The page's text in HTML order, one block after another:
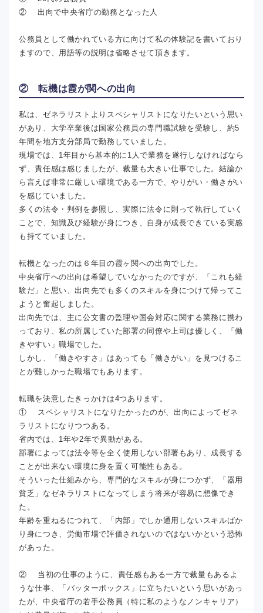
② 出向で中央省庁の勤務となった人
公務員として働かれている方に向けて私の体験記を書いており
ますので、用語等の説明は省略させて頂きます。
② 転機は霞が関への出向
私は、ゼネラリストよりスペシャリストになりたいという思い
があり、大学卒業後は国家公務員の専門職試験を受験し、約5
年間を地方支分部局で勤務していました。
現場では、1年目から基本的に1人で業務を遂行しなければなら
ず、責任感は感じましたが、裁量も大きい仕事でした。結論か
ら言えば非常に厳しい環境である一方で、やりがい・働きがい
を感じていました。
多くの法令・判例を参照し、実際に法令に則って執行していく
ことで、知識及び経験が身につき、自身が成長できている実感
も持てていました。
転機となったのは６年目の霞ヶ関への出向でした。
中央省庁への出向は希望していなかったのですが、「これも経
験だ」と思い、出向先でも多くのスキルを身につけて帰ってこ
ようと奮起しました。
出向先では、主に公文書の監理や国会対応に関する業務に携わ
っており、私の所属していた部署の同僚や上司は優しく、「働
きやすい」職場でした。
しかし、「働きやすさ」はあっても「働きがい」を見つけるこ
とが難しかった職場でもあります。
転職を決意したきっかけは4つあります。
① スペシャリストになりたかったのが、出向によってゼネ
ラリストになりつつある。
省内では、1年や2年で異動がある。
部署によっては法令等を全く使用しない部署もあり、成長する
ことが出来ない環境に身を置く可能性もある。
そういった仕組みから、専門的なスキルが身につかず、「器用
貧乏」なゼネラリストになってしまう将来が容易に想像でき
た。
年齢を重ねるにつれて、「内部」でしか通用しないスキルばか
り身につき、労働市場で評価されないのではないかという恐怖
があった。
② 当初の仕事のように、責任感もある一方で裁量もあるよ
うな仕事、「バッターボックス」に立ちたいという思いがあっ
たが、中央省庁の若手公務員（特に私のようなノンキャリア）